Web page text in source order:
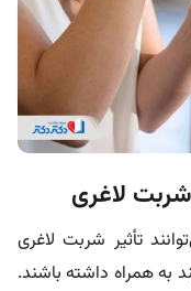
شربت لاغری
تأثیر شربت لاغری
به همراه داشته باشند.